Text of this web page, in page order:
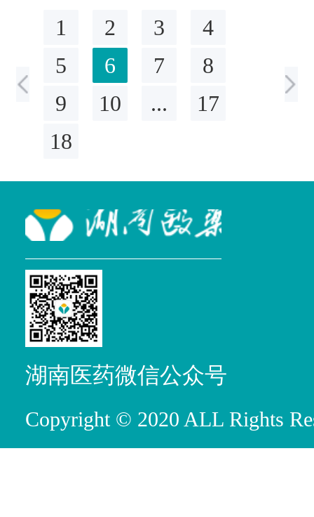
党委委员、总会计师张洁一行
到湖南医药开展调研，并召开
座谈会。集团党委副书记、职
工董事，公司党委书记、董事
1 2 3
4
5
6 7
8
9
10 ...
17
18
湖南医药微信公众号
Copyright © 2020 ALL Rights